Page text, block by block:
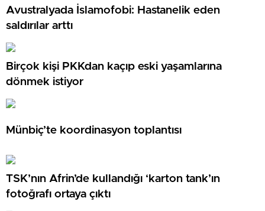
Avustralyada İslamofobi: Hastanelik eden
saldırılar arttı
Birçok kişi PKKdan kaçıp eski yaşamlarına
dönmek istiyor
Münbiç’te koordinasyon toplantısı
TSK’nın Afrin’de kullandığı ‘karton tank’ın
fotoğrafı ortaya çıktı